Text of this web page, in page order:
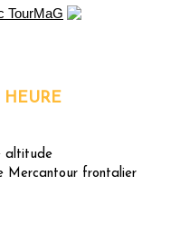
HEURE
altitude
Mercantour frontalier